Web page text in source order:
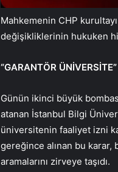
Mahkemenin CHP
değişikliklerinin hukuken
“GARANTÖR
Günün ikinci büyük
atanan İstanbul Bilgi
üniversitenin faaliyet izni
gereğince alınan bu
aramalarını zirveye taşıdı.